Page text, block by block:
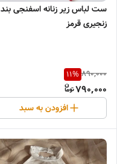
ست لباس زیر زنانه اسفنجی بند
زنجیری قرمز
890,000
11%
790,000
افزودن به سبد